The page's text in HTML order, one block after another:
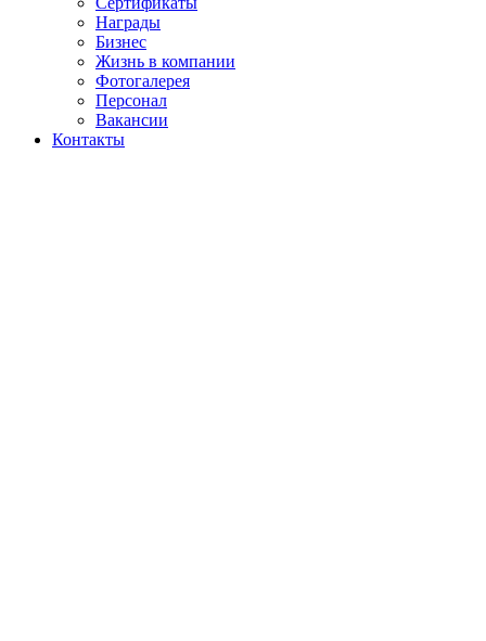
Награды
Бизнес
Жизнь в компании
Фотогалерея
Персонал
Вакансии
Контакты